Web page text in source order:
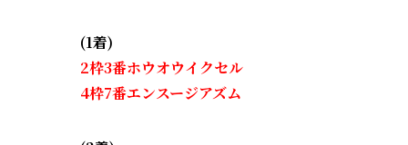
(1着)
2枠3番ホウオウイクセル
4枠7番エンスージアズム